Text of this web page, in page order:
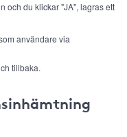
och du klickar "JA", lagras ett
användare via
tillbaka.